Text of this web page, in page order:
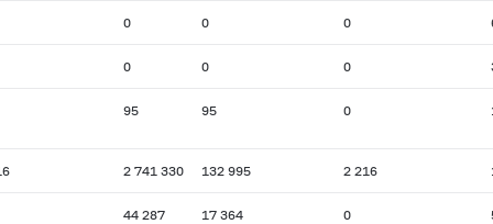
0 0 0
0 0 0
95 95 0
2 741 330 132 995 2 216
44 287 17 364 0